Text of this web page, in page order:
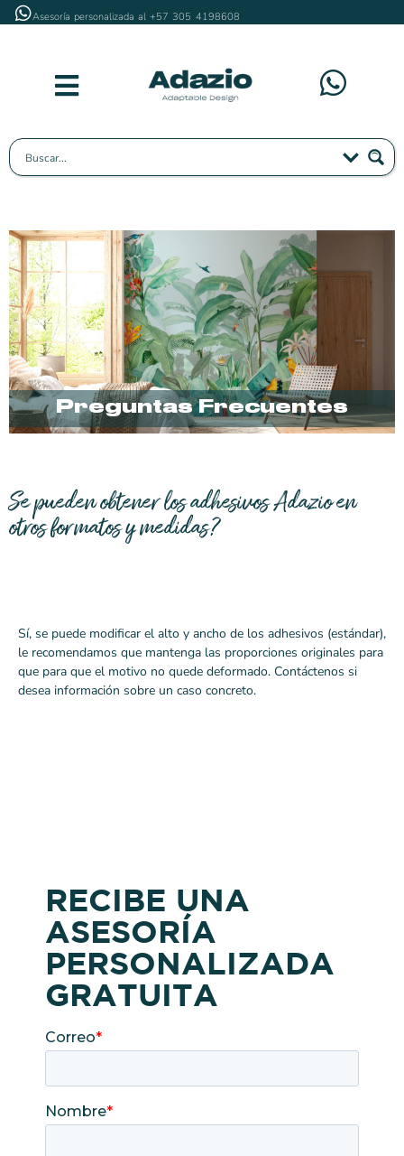
Asesoría personalizada al +57 305 4198608
Preguntas Frecuentes
Se pueden obtener los adhesivos Adazio en
otros formatos y medidas?
Sí, se puede modificar el alto y ancho de los adhesivos (estándar),
le recomendamos que mantenga las proporciones originales para
que para que el motivo no quede deformado. Contáctenos si
desea información sobre un caso concreto.
RECIBE UNA
ASESORÍA
PERSONALIZADA
GRATUITA